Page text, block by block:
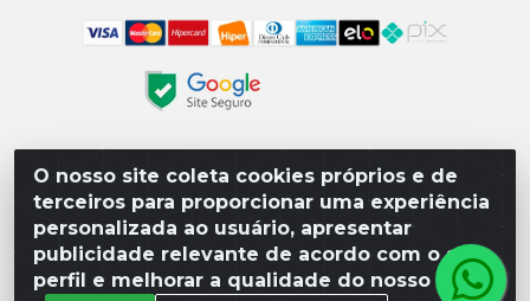
O nosso site coleta cookies próprios e de
terceiros para proporcionar uma experiência
personalizada ao usuário, apresentar
publicidade relevante de acordo com o seu
perfil e melhorar a qualidade do nosso site.
Matriz R3 Suprimentos - Rua 14, Polo Empresarial Goiás
– Etapa III, Quadra: 15; Lote 04, Aparecida de
Goiânia/GO, CEP 74985-182. - CNPJ 10.641.901/0001-16